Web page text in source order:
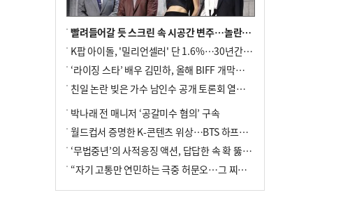
빨려들어갈 듯 스크린 속 시공간 변주…놀란의 메시지는 ‘전쟁 속죄’
K팝 아이돌, '밀리언셀러' 단 1.6%…30년간 등장 1182개팀 전수조사
‘라이징 스타’ 배우 김민하, 올해 BIFF 개막식 사회자 확정
친일 논란 빚은 가수 남인수 공개 토론회 열린다.
박나래 전 매니저 ‘공갈미수 혐의’ 구속
월드컵서 증명한 K-콘텐츠 위상…BTS 하프타임쇼·정호연 트로피 세리머니
‘무법중년’의 사적응징 액션, 답답한 속 확 뚫어주네
“자기 고통만 연민하는 극중 허문오…그 찌질함까지 안아주고파”